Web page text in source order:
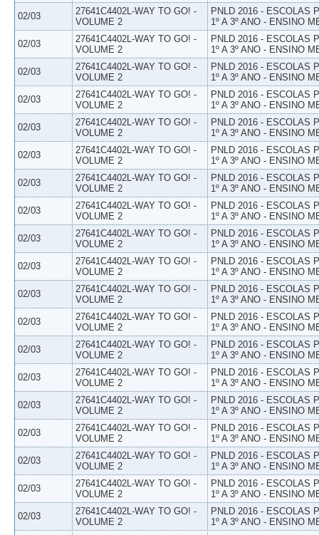
02/03
27641C4402L-WAY TO GO! -
VOLUME 2
PNLD 2016 - ESCOLAS
1º A 3º ANO - ENSINO
02/03
27641C4402L-WAY TO GO! -
VOLUME 2
PNLD 2016 - ESCOLAS
1º A 3º ANO - ENSINO
02/03
27641C4402L-WAY TO GO! -
VOLUME 2
PNLD 2016 - ESCOLAS
1º A 3º ANO - ENSINO
02/03
27641C4402L-WAY TO GO! -
VOLUME 2
PNLD 2016 - ESCOLAS
1º A 3º ANO - ENSINO
02/03
27641C4402L-WAY TO GO! -
VOLUME 2
PNLD 2016 - ESCOLAS
1º A 3º ANO - ENSINO
02/03
27641C4402L-WAY TO GO! -
VOLUME 2
PNLD 2016 - ESCOLAS
1º A 3º ANO - ENSINO
02/03
27641C4402L-WAY TO GO! -
VOLUME 2
PNLD 2016 - ESCOLAS
1º A 3º ANO - ENSINO
02/03
27641C4402L-WAY TO GO! -
VOLUME 2
PNLD 2016 - ESCOLAS
1º A 3º ANO - ENSINO
02/03
27641C4402L-WAY TO GO! -
VOLUME 2
PNLD 2016 - ESCOLAS
1º A 3º ANO - ENSINO
02/03
27641C4402L-WAY TO GO! -
VOLUME 2
PNLD 2016 - ESCOLAS
1º A 3º ANO - ENSINO
02/03
27641C4402L-WAY TO GO! -
VOLUME 2
PNLD 2016 - ESCOLAS
1º A 3º ANO - ENSINO
02/03
27641C4402L-WAY TO GO! -
VOLUME 2
PNLD 2016 - ESCOLAS
1º A 3º ANO - ENSINO
02/03
27641C4402L-WAY TO GO! -
VOLUME 2
PNLD 2016 - ESCOLAS
1º A 3º ANO - ENSINO
02/03
27641C4402L-WAY TO GO! -
VOLUME 2
PNLD 2016 - ESCOLAS
1º A 3º ANO - ENSINO
02/03
27641C4402L-WAY TO GO! -
VOLUME 2
PNLD 2016 - ESCOLAS
1º A 3º ANO - ENSINO
02/03
27641C4402L-WAY TO GO! -
VOLUME 2
PNLD 2016 - ESCOLAS
1º A 3º ANO - ENSINO
02/03
27641C4402L-WAY TO GO! -
VOLUME 2
PNLD 2016 - ESCOLAS
1º A 3º ANO - ENSINO
02/03
27641C4402L-WAY TO GO! -
VOLUME 2
PNLD 2016 - ESCOLAS
1º A 3º ANO - ENSINO
02/03
27641C4402L-WAY TO GO! -
VOLUME 2
PNLD 2016 - ESCOLAS
1º A 3º ANO - ENSINO